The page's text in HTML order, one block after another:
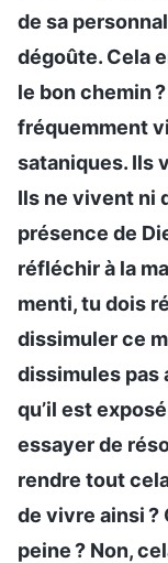
de sa
dégoûte. Cela
le bon chemin
fréquemment
sataniques. Ils
Ils ne vivent ni
présence de
réfléchir à la
menti, tu dois
dissimuler ce
dissimules pas
qu’il est
essayer de
rendre tout
de vivre ainsi ?
peine ? Non,